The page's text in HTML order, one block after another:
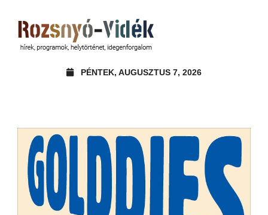
PÉNTEK, AUGUSZTUS 7, 2026